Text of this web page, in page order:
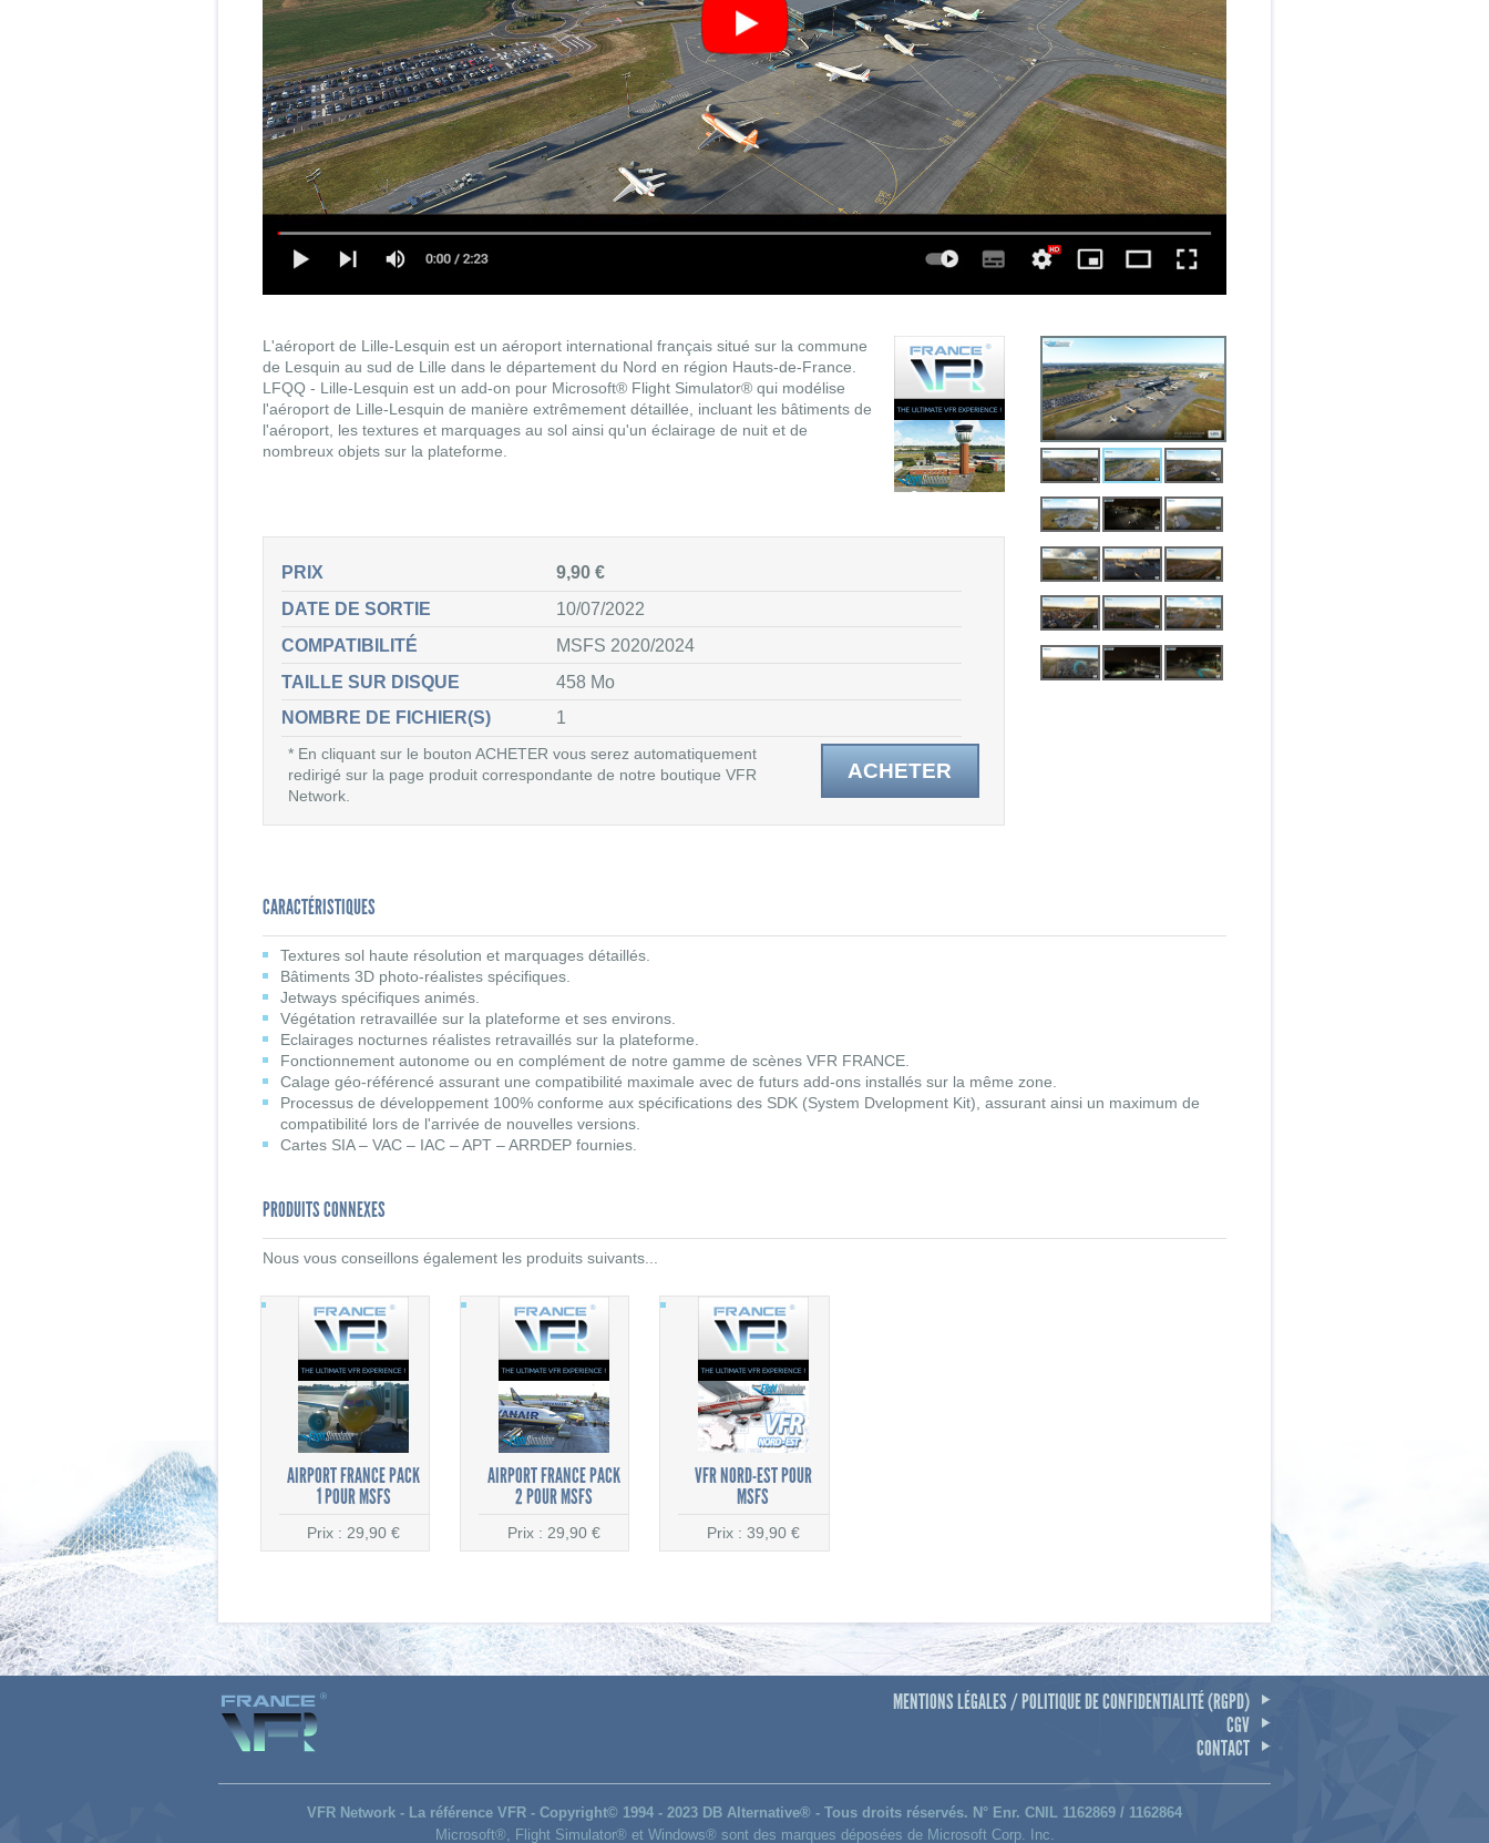
L'aéroport de Lille-Lesquin est un aéroport international français situé sur la commune
de Lesquin au sud de Lille dans le département du Nord en région Hauts-de-France.
LFQQ - Lille-Lesquin est un add-on pour Microsoft® Flight Simulator® qui modélise
l'aéroport de Lille-Lesquin de manière extrêmement détaillée, incluant les bâtiments de
l'aéroport, les textures et marquages au sol ainsi qu'un éclairage de nuit et de
nombreux objets sur la plateforme.
PRIX
9,90 €
DATE DE SORTIE
10/07/2022
COMPATIBILITÉ
MSFS 2020/2024
TAILLE SUR DISQUE
458 Mo
NOMBRE DE FICHIER(S)
1
ACHETER
* En cliquant sur le bouton ACHETER vous serez automatiquement
redirigé sur la page produit correspondante de notre boutique VFR
Network.
CARACTÉRISTIQUES
Textures sol haute résolution et marquages détaillés.
Bâtiments 3D photo-réalistes spécifiques.
Jetways spécifiques animés.
Végétation retravaillée sur la plateforme et ses environs.
Eclairages nocturnes réalistes retravaillés sur la plateforme.
Fonctionnement autonome ou en complément de notre gamme de scènes VFR FRANCE.
Calage géo-référencé assurant une compatibilité maximale avec de futurs add-ons installés sur la même zone.
Processus de développement 100% conforme aux spécifications des SDK (System Dvelopment Kit), assurant ainsi un maximum de
compatibilité lors de l'arrivée de nouvelles versions.
Cartes SIA – VAC – IAC – APT – ARRDEP fournies.
PRODUITS CONNEXES
Nous vous conseillons également les produits suivants...
AIRPORT FRANCE PACK
1 POUR MSFS
Prix : 29,90 €
AIRPORT FRANCE PACK
2 POUR MSFS
Prix : 29,90 €
VFR NORD-EST POUR
MSFS
Prix : 39,90 €
MENTIONS LÉGALES / POLITIQUE DE CONFIDENTIALITÉ (RGPD)
CGV
CONTACT
VFR Network - La référence VFR - Copyright© 1994 - 2023 DB Alternative® - Tous droits réservés. N° Enr. CNIL 1162869 / 1162864
Microsoft®, Flight Simulator® et Windows® sont des marques déposées de Microsoft Corp. Inc.